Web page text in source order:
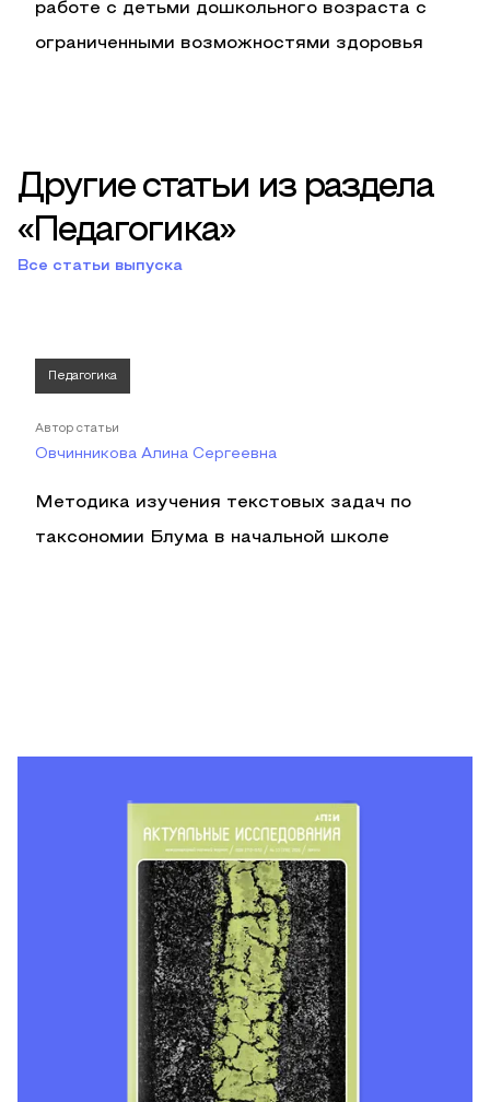
работе с детьми дошкольного возраста с
ограниченными возможностями здоровья
Другие статьи из раздела
«Педагогика»
Все статьи выпуска
Педагогика
Автор статьи
Овчинникова Алина Сергеевна
Методика изучения текстовых задач по
таксономии Блума в начальной школе